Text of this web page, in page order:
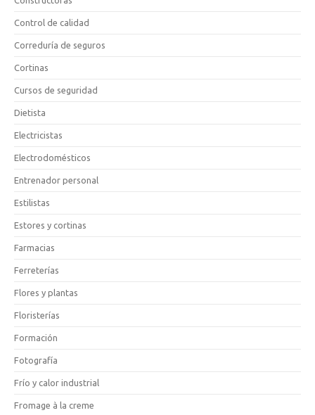
Control de calidad
Correduría de seguros
Cortinas
Cursos de seguridad
Dietista
Electricistas
Electrodomésticos
Entrenador personal
Estilistas
Estores y cortinas
Farmacias
Ferreterías
Flores y plantas
Floristerías
Formación
Fotografía
Frío y calor industrial
Fromage à la creme